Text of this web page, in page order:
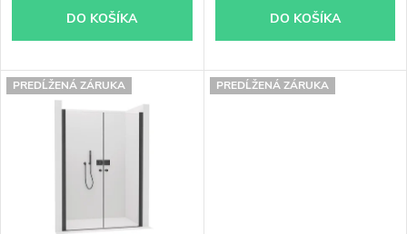
t
o
t
o
DO KOŠÍKA DO KOŠÍKA
PREDĹŽENÁ ZÁRUKA PREDĹŽENÁ ZÁRUKA